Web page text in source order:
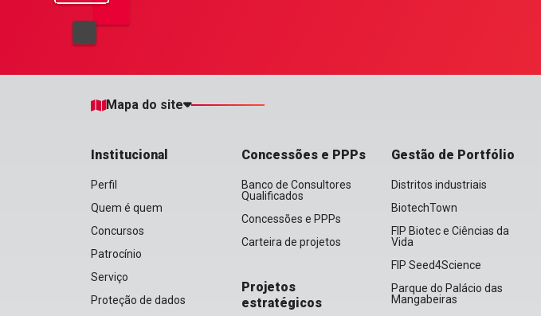
Mapa do site
Institucional
Perfil
Quem é quem
Concursos
Patrocínio
Serviço
Proteção de dados
Concessões e PPPs
Banco de Consultores
Qualificados
Concessões e PPPs
Carteira de projetos
Projetos
estratégicos
Gestão de Portfólio
Distritos industriais
BiotechTown
FIP Biotec e Ciências da
Vida
FIP Seed4Science
Parque do Palácio das
Mangabeiras